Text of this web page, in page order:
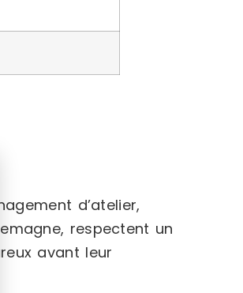
d’atelier,
respectent un
avant leur